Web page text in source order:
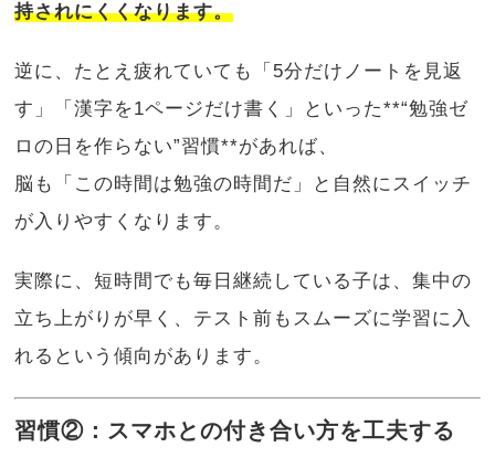
持されにくくなります。
逆に、たとえ疲れていても「5分だけノートを見返
す」「漢字を1ページだけ書く」といった**“勉強ゼ
ロの日を作らない”習慣**があれば、
脳も「この時間は勉強の時間だ」と自然にスイッチ
が入りやすくなります。
実際に、短時間でも毎日継続している子は、集中の
立ち上がりが早く、テスト前もスムーズに学習に入
れるという傾向があります。
習慣②：スマホとの付き合い方を工夫する